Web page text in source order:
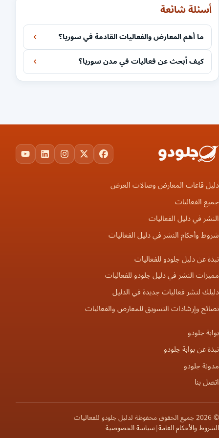
أسئلة شائعة
ما أهم المعارض والفعاليات القادمة في سوريا؟
كيف أبحث عن فعاليات في مدن سوريا؟
Facebook
X
Instagram
LinkedIn
دليل قاعات المعارض وصالات العرض
جميع الفعاليات
النشر في دليل الفعاليات
شروط وأحكام النشر في دليل الفعاليات
نبذة عن دليل جلودو للفعاليات
مميزات النشر في دليل جلودو للفعاليات
دليلك لنشر فعاليات جديدة في الدليل
نصائح وإرشادات التسويق للمعارض والفعاليات
بوابة جلودو
نبذة عن بوابة جلودو
مدونة جلودو
اتصل بنا
© 2026 جميع الحقوق محفوظة لدليل جلودو للفعاليات
الشروط والأحكام العامة|سياسة الخصوصية